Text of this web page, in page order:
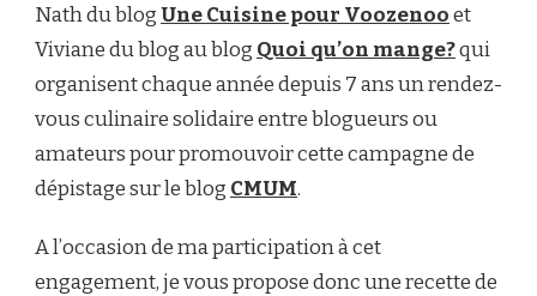
Nath du blogUne Cuisine pour Voozenooet
Viviane du blog au blog Quoi qu’on mange?qui
organisent chaque année depuis 7 ans un rendez-
vous culinaire solidaire entre blogueurs ou
amateurs pour promouvoir cette campagne de
dépistage sur le blog CMUM.
A l’occasion de ma participation à cet
engagement, je vous propose donc une recette de